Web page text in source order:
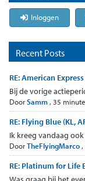
Inloggen
Recent Posts
RE: American
Bij de vorige
DoorSamm, 35
RE: Flying Blue (KL,
Ik kreeg vandaag
DoorTheFlyingMarco,
RE: Platinum for Life